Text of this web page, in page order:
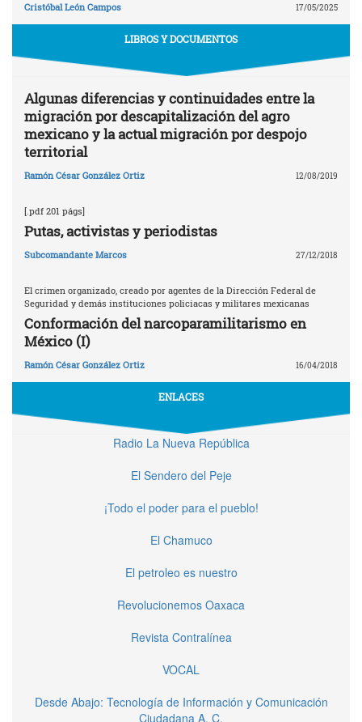
Cristóbal León Campos 17/05/2025
LIBROS Y DOCUMENTOS
Algunas diferencias y continuidades entre la
migración por descapitalización del agro
mexicano y la actual migración por despojo
territorial
Ramón César González Ortiz 12/08/2019
[.pdf 201 págs]
Putas, activistas y periodistas
Subcomandante Marcos 27/12/2018
El crimen organizado, creado por agentes de la Dirección Federal de
Seguridad y demás instituciones policiacas y militares mexicanas
Conformación del narcoparamilitarismo en
México (I)
Ramón César González Ortiz 16/04/2018
ENLACES
Radio La Nueva República
El Sendero del Peje
¡Todo el poder para el pueblo!
El Chamuco
El petroleo es nuestro
Revolucionemos Oaxaca
Revista Contralínea
VOCAL
Desde Abajo: Tecnología de Información y Comunicación
Ciudadana A. C.